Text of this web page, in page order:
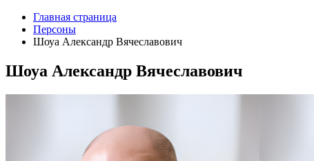
Главная страница
Персоны
Шоуа Александр Вячеславович
Шоуа Александр Вячеславович